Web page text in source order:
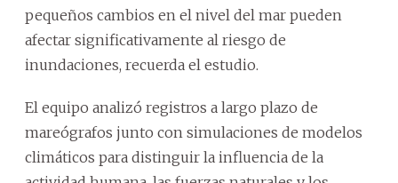
pequeños cambios en el nivel del mar pueden
afectar significativamente al riesgo de
inundaciones, recuerda el estudio.
El equipo analizó registros a largo plazo de
mareógrafos junto con simulaciones de modelos
climáticos para distinguir la influencia de la